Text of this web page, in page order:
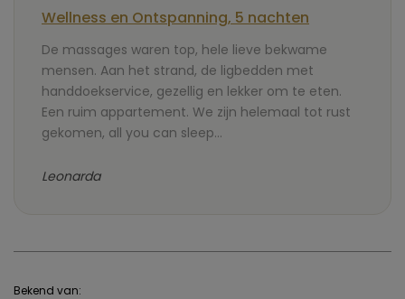
Wellness en Ontspanning, 5 nachten
De massages waren top, hele lieve bekwame
mensen. Aan het strand, de ligbedden met
handdoekservice, gezellig en lekker om te eten.
Een ruim appartement. We zijn helemaal tot rust
gekomen, all you can sleep…
Leonarda
Bekend van: